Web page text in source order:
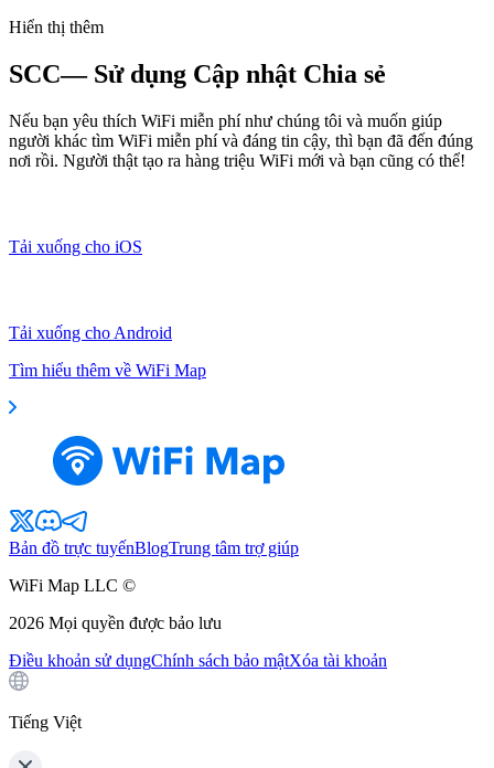
Hiển thị thêm
SCC— Sử dụng Cập nhật Chia sẻ
Nếu bạn yêu thích WiFi miễn phí như chúng tôi và muốn giúp
người khác tìm WiFi miễn phí và đáng tin cậy, thì bạn đã đến đúng
nơi rồi. Người thật tạo ra hàng triệu WiFi mới và bạn cũng có thể!
Tải xuống cho iOS
Tải xuống cho Android
Tìm hiểu thêm về WiFi Map
Bản đồ trực tuyếnBlogTrung tâm trợ giúp
WiFi Map LLC ©
2026 Mọi quyền được bảo lưu
Điều khoản sử dụngChính sách bảo mậtXóa tài khoản
Tiếng Việt